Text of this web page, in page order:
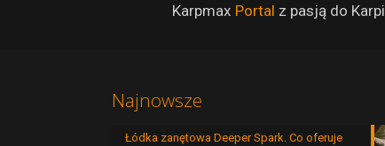
Karpmax Portal z pasją do Karpi
Najnowsze
Łódka zanętowa Deeper Spark. Co oferuje